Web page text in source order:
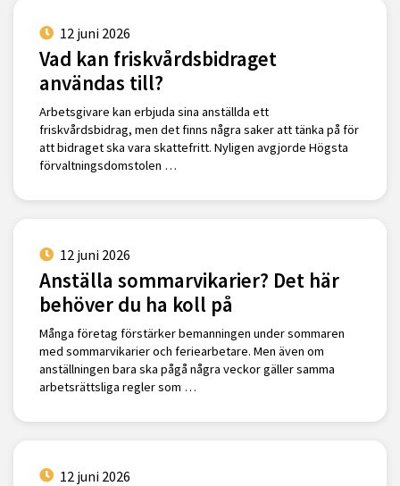
12 juni 2026
Vad kan friskvårdsbidraget
användas till?
Arbetsgivare kan erbjuda sina anställda ett
friskvårdsbidrag, men det finns några saker att tänka på för
att bidraget ska vara skattefritt. Nyligen avgjorde Högsta
förvaltningsdomstolen …
12 juni 2026
Anställa sommarvikarier? Det här
behöver du ha koll på
Många företag förstärker bemanningen under sommaren
med sommarvikarier och feriearbetare. Men även om
anställningen bara ska pågå några veckor gäller samma
arbetsrättsliga regler som …
12 juni 2026